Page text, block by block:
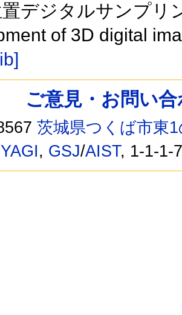
デジタルサンプリ
of 3D digital
ご意見・お問い
茨城県つくば市東
, GSJ/AIST, 1-1-1-